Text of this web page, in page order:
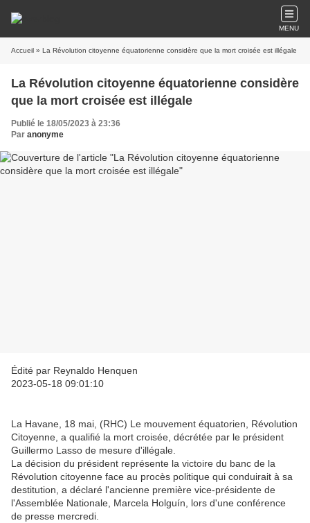
MENU
Accueil » La Révolution citoyenne équatorienne considère que la mort croisée est illégale
La Révolution citoyenne équatorienne considère
que la mort croisée est illégale
Publié le 18/05/2023 à 23:36
Par anonyme
Édité par Reynaldo Henquen
2023-05-18 09:01:10
La Havane, 18 mai, (RHC) Le mouvement équatorien, Révolution
Citoyenne, a qualifié la mort croisée, décrétée par le président
Guillermo Lasso de mesure d'illégale.
La décision du président représente la victoire du banc de la
Révolution citoyenne face au procès politique qui conduirait à sa
destitution, a déclaré l'ancienne première vice-présidente de
l'Assemblée Nationale, Marcela Holguín, lors d'une conférence
de presse mercredi.